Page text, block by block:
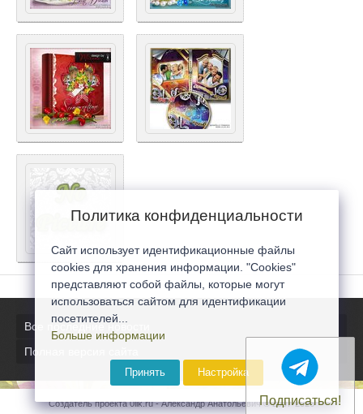
Все последние новости
Полная версия сайта
Создатель проекта 0lik.ru - Александр Анатольевич © 2007-2026
Подписаться!
Политика конфиденциальности
Сайт использует идентификационные файлы
cookies для хранения информации. "Cookies"
представляют собой файлы, которые могут
использоваться сайтом для идентификации
посетителей...
Больше информации
Принять Настройка